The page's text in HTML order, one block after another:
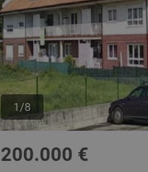
1 /8
200.000 €